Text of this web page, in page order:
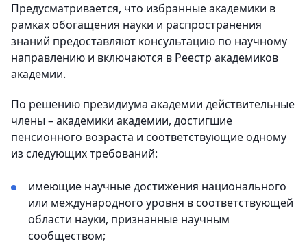
Предусматривается, что избранные академики в
рамках обогащения науки и распространения
знаний предоставляют консультацию по научному
направлению и включаются в Реестр академиков
академии.
По решению президиума академии действительные
члены – академики академии, достигшие
пенсионного возраста и соответствующие одному
из следующих требований:
имеющие научные достижения национального
или международного уровня в соответствующей
области науки, признанные научным
сообществом;